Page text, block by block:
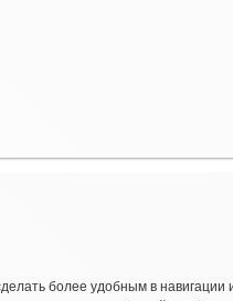
более удобным в навигации